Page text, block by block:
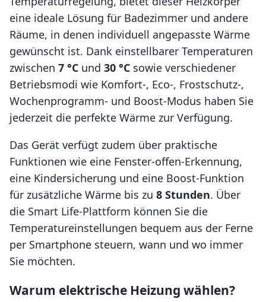
eine ideale Lösung für Badezimmer und andere
Räume, in denen individuell angepasste Wärme
gewünscht ist. Dank einstellbarer Temperaturen
zwischen 7 °C und 30 °C sowie verschiedener
Betriebsmodi wie Komfort-, Eco-, Frostschutz-,
Wochenprogramm- und Boost-Modus haben Sie
jederzeit die perfekte Wärme zur Verfügung.
Das Gerät verfügt zudem über praktische
Funktionen wie eine Fenster-offen-Erkennung,
eine Kindersicherung und eine Boost-Funktion
für zusätzliche Wärme bis zu 8 Stunden. Über
die Smart Life-Plattform können Sie die
Temperatureinstellungen bequem aus der Ferne
per Smartphone steuern, wann und wo immer
Sie möchten.
Warum elektrische Heizung wählen?